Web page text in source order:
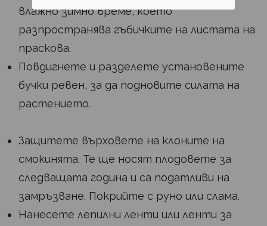
влажно зимно време, което
разпространява гъбичките на листата на
праскова.
Повдигнете и разделете установените
бучки ревен, за да подновите силата на
растението.
Защитете върховете на клоните на
смокинята. Те ще носят плодовете за
следващата година и са податливи на
замръзване. Покрийте с руно или слама.
Нанесете лепилни ленти или ленти за